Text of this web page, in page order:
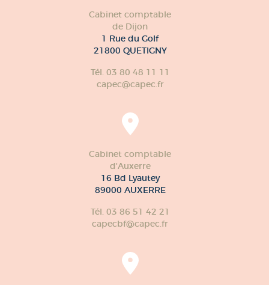
Cabinet comptable
de Dijon
1 Rue du Golf
21800 QUETIGNY
Tél. 03 80 48 11 11
capec@capec.fr
Cabinet comptable
d'Auxerre
16 Bd Lyautey
89000 AUXERRE
Tél. 03 86 51 42 21
capecbf@capec.fr